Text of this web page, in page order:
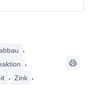
,
,
, Zink ,